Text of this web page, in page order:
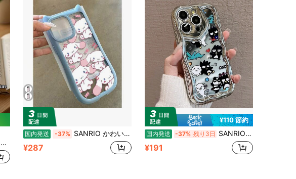
国内発送 -37% SANRIO かわいい猫耳デザイン TPU ケース シナモンロール キャンディ総柄 iPhone13 14 15 16 17 Pro Max Plus スマホカバー 落下防止
¥287
¥110 節約
国内発送 -37% 残り3日 SANRIO バッドばつ丸 複数表情ポーズ総柄 恐竜パンダ星ハート飾り OXO 英文字ステッカープリント 鏡面電鍍ウェーブ波型枠 TPU ソフトスマホケース Phone17/16/15/14/13/12/11 Pro Max Plus 全機種対応 モノトーンクールカジュアル可愛い 耐衝撃落下防止保護カバー
¥191